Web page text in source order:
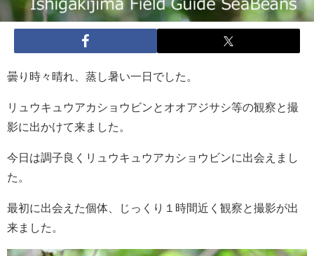
曇り時々晴れ、蒸し暑い一日でした。
リュウキュウアカショウビンとオオアジサシ等の観察と撮
影に出かけて来ました。
今日は調子良くリュウキュウアカショウビンに出会えまし
た。
最初に出会えた個体、じっくり１時間近く観察と撮影が出
来ました。